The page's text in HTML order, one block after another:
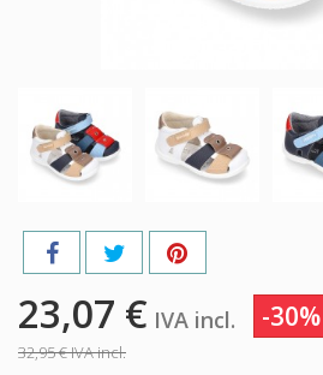
23,07 € IVA incl. -30%
32,95 €IVA incl.